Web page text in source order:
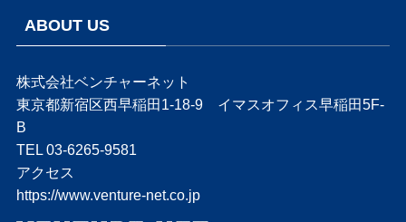
ABOUT US
株式会社ベンチャーネット
東京都新宿区西早稲田1-18-9 イマスオフィス早稲田5F-
B
TEL 03-6265-9581
アクセス
https://www.venture-net.co.jp